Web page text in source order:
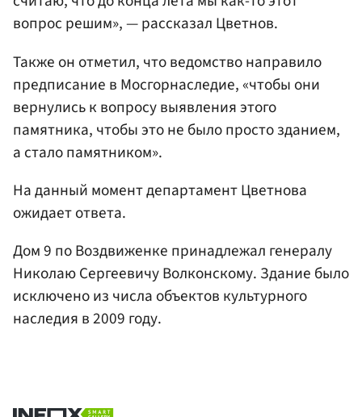
вопрос решим», — рассказал Цветнов.
Также он отметил, что ведомство направило
предписание в Мосгорнаследие, «чтобы они
вернулись к вопросу выявления этого
памятника, чтобы это не было просто зданием,
а стало памятником».
На данный момент департамент Цветнова
ожидает ответа.
Дом 9 по Воздвиженке принадлежал генералу
Николаю Сергеевичу Волконскому. Здание было
исключено из числа объектов культурного
наследия в 2009 году.